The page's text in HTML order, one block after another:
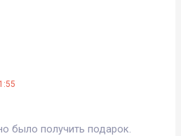
было получить подарок.